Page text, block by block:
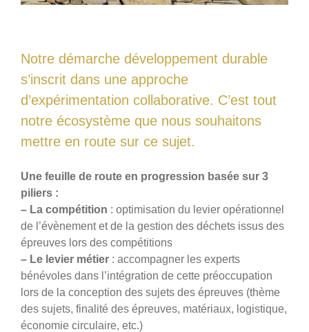
Photos
Contactez-nous
Suivez l’Équipe de France des métiers
Shanghai 2026
Questions fréquentes
Espace presse
Inscription à la newsletter
Espace membres
Notre démarche développement durable
s’inscrit dans une approche
d’expérimentation collaborative. C’est tout
notre écosystème que nous souhaitons
mettre en route sur ce sujet.
Une feuille de route en progression basée sur 3
piliers :
– La compétition : optimisation du levier opérationnel
de l’évènement et de la gestion des déchets issus des
épreuves lors des compétitions
– Le levier métier : accompagner les experts
bénévoles dans l’intégration de cette préoccupation
lors de la conception des sujets des épreuves (thème
des sujets, finalité des épreuves, matériaux, logistique,
économie circulaire, etc.)